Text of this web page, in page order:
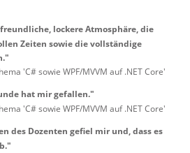
lockere Atmosphäre, die
Zeiten sowie die vollständige
'C# sowie WPF/MVVM auf .NET Core'
hat mir gefallen."
'C# sowie WPF/MVVM auf .NET Core'
des Dozenten gefiel mir und, dass es